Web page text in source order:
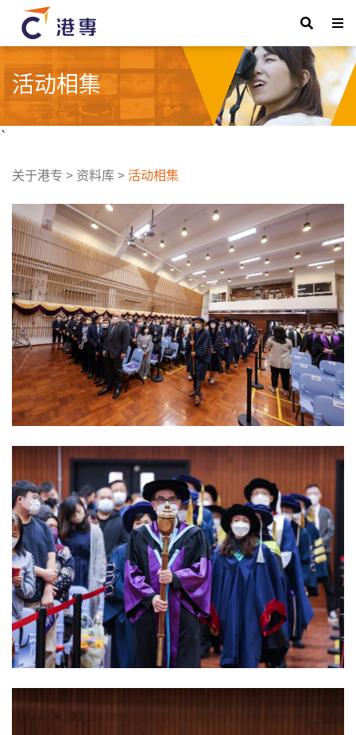
活动相集
`
关于港专 > 资料库>活动相集